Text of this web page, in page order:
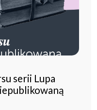
serii Lupa